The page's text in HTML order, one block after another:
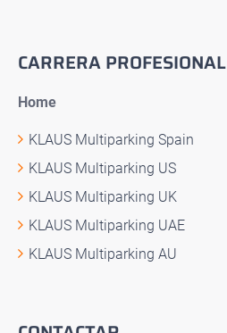
CARRERA PROFESIONAL
Home
KLAUS Multiparking Spain
KLAUS Multiparking US
KLAUS Multiparking UK
KLAUS Multiparking UAE
KLAUS Multiparking AU